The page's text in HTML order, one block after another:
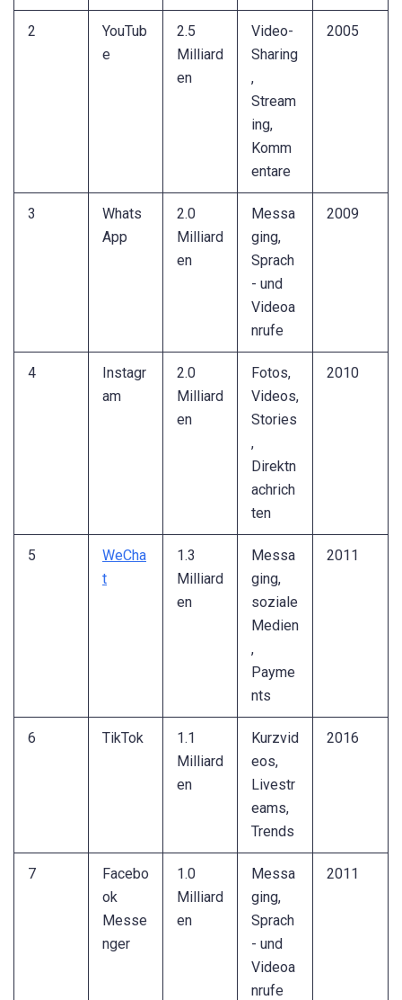
2
YouTub
e
2.5
Milliard
en
Video-
Sharing
,
Stream
ing,
Komm
entare
2005
3
Whats
App
2.0
Milliard
en
Messa
ging,
Sprach
- und
Videoa
nrufe
2009
4
Instagr
am
2.0
Milliard
en
Fotos,
Videos,
Stories
,
Direktn
achrich
ten
2010
5
WeCha
t
1.3
Milliard
en
Messa
ging,
soziale
Medien
,
Payme
nts
2011
6 TikTok
1.1
Milliard
en
Kurzvid
eos,
Livestr
eams,
Trends
2016
7
Facebo
ok
Messe
nger
1.0
Milliard
en
Messa
ging,
Sprach
- und
Videoa
nrufe
2011